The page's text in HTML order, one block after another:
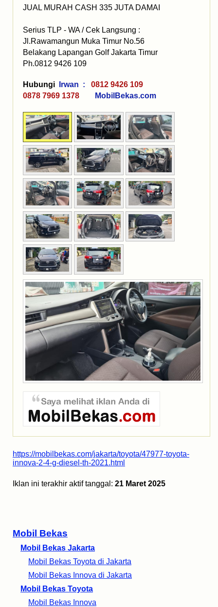
Mobil Bekas
Mobil Bekas Jakarta
Mobil Bekas Toyota di Jakarta
Mobil Bekas Innova di Jakarta
Mobil Bekas Toyota
Mobil Bekas Innova
JUAL MURAH CASH 335 JUTA DAMAI
Serius TLP - WA / Cek Langsung :
Jl.Rawamangun Muka Timur No.56
Belakang Lapangan Golf Jakarta Timur
Ph.0812 9426 109
Hubungi Irwan :
0812 9426 109
0878 7969 1378
MobilBekas.com
https://mobilbekas.com/jakarta/toyota/47977-toyota-
innova-2-4-g-diesel-th-2021.html
Iklan ini terakhir aktif tanggal: 21 Maret 2025